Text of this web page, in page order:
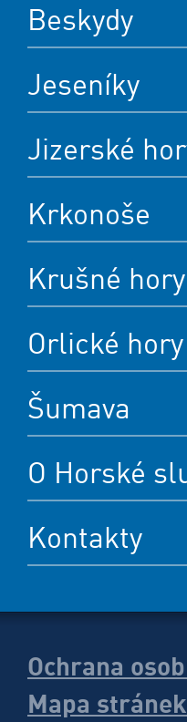
Beskydy
Jeseníky
Jizerské
Krkonoše
Krušné hory
Orlické hory
Šumava
O Horské
Kontakty
Ochrana
Mapa stránek